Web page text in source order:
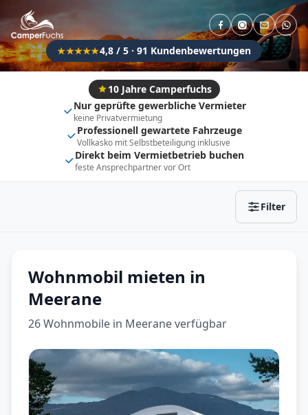
★★★★★4,8 / 5 · 91 Kundenbewertungen
10 Jahre Camperfuchs
Nur geprüfte gewerbliche Vermieter
keine Privatvermietung
Professionell gewartete Fahrzeuge
Vollkasko mit Selbstbeteiligung inklusive
Direkt beim Vermietbetrieb buchen
feste Ansprechpartner vor Ort
Filter
Flexibel (±3 Tage) Anhängerkupplung
Fahrzeugtyp
Vollintegriert Kastenwagen
Alkoven Teil-Integriert
Wohnwagen
Wohnmobil mieten in
Meerane
26 Wohnmobile in Meerane verfügbar